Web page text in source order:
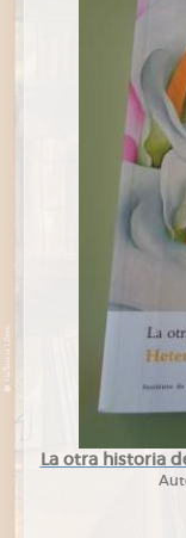
La otra historia